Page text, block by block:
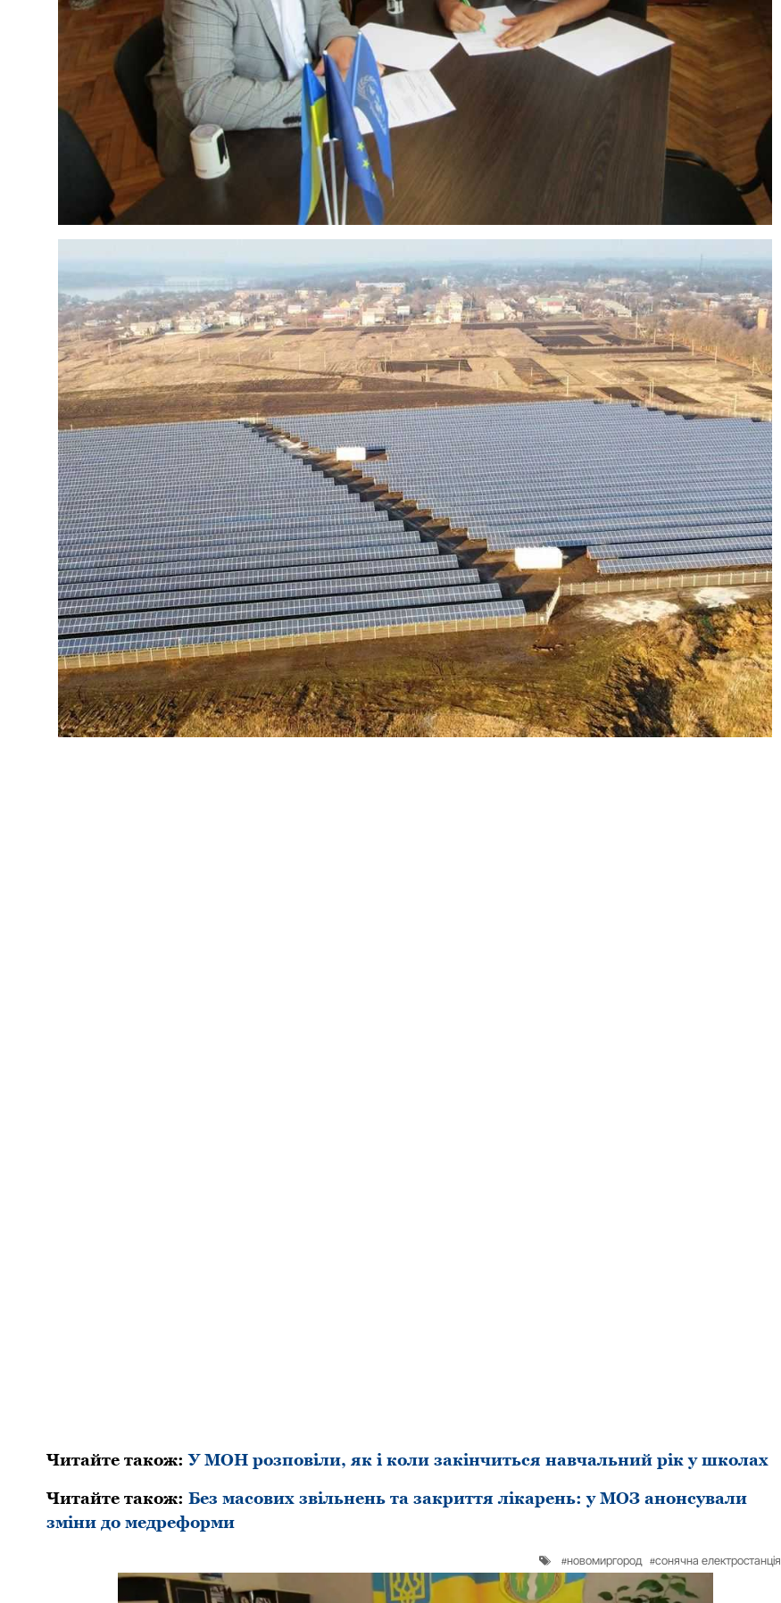
Читайте також:У МОН розповіли, як і коли закінчиться навчальний рік у школах
Читайте також: Без масових звільнень та закриття лікарень: у МОЗ анонсували
зміни до медреформи
новомиргород сонячна електростанція